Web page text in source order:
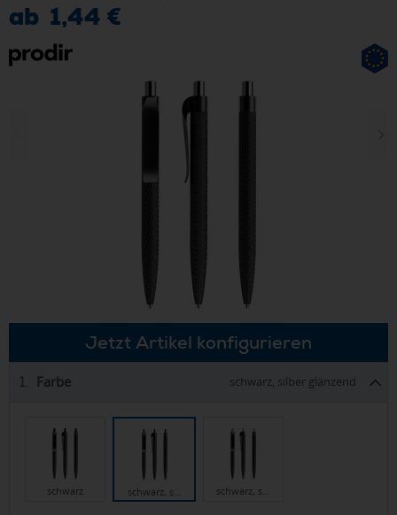
ab 1,44 €
Jetzt Artikel konfigurieren
1. Farbe schwarz, silber glänzend
schwarz schwarz, s… schwarz, s…